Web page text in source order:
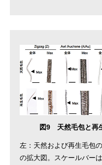
図9 天然毛包と再
左：天然および再生毛包
の拡大図。スケールバー